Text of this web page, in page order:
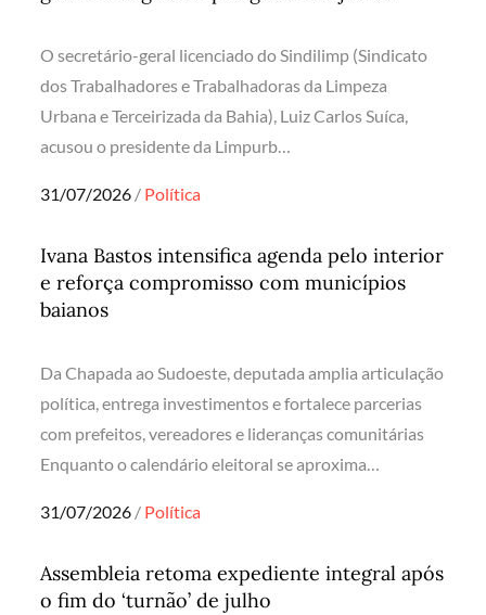
O secretário-geral licenciado do Sindilimp (Sindicato
dos Trabalhadores e Trabalhadoras da Limpeza
Urbana e Terceirizada da Bahia), Luiz Carlos Suíca,
acusou o presidente da Limpurb…
Posted
31/07/2026 Política
Ivana Bastos intensifica agenda pelo interior
e reforça compromisso com municípios
baianos
Da Chapada ao Sudoeste, deputada amplia articulação
política, entrega investimentos e fortalece parcerias
com prefeitos, vereadores e lideranças comunitárias
Enquanto o calendário eleitoral se aproxima…
Posted
31/07/2026 Política
Assembleia retoma expediente integral após
o fim do ‘turnão’ de julho